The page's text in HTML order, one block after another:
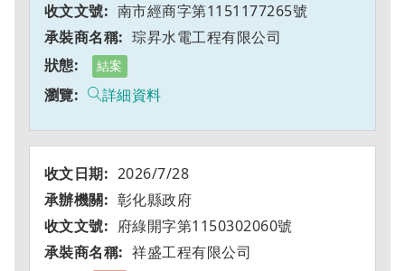
南市經商字第1151177265號
琮昇水電工程有限公司
結案
詳細資料
2026/7/28
彰化縣政府
府綠開字第1150302060號
祥盛工程有限公司